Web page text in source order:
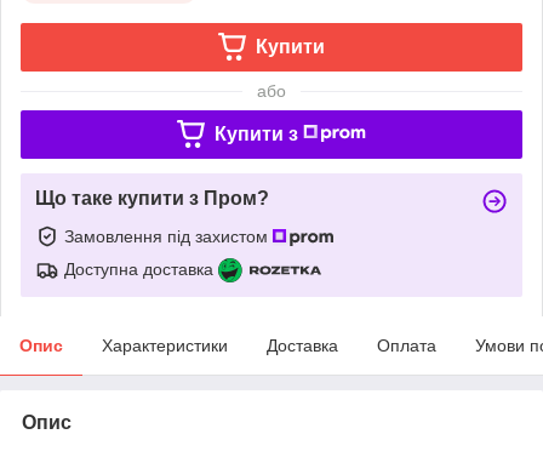
Купити
або
Купити з
Що таке купити з Пром?
Замовлення під захистом
Доступна доставка
Опис Характеристики Доставка Оплата Умови
Опис